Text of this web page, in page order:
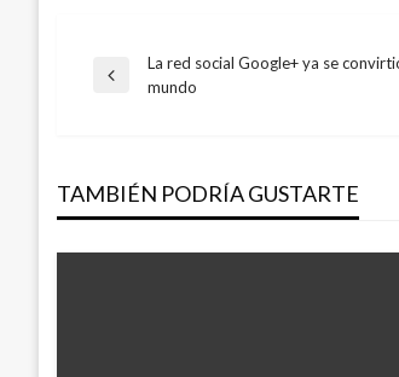
Navegación
entradas
Entrada
La red social Google+ ya se
mundo
TAMBIÉN PODRÍA GUSTARTE